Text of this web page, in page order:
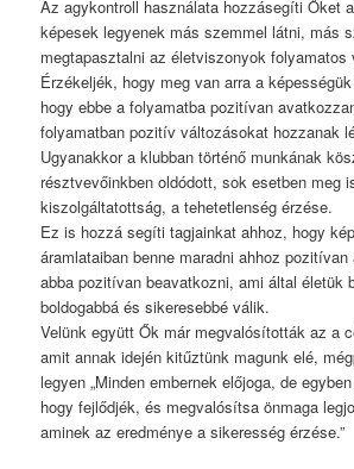
Az agykontroll használata hozzásegíti Őket
képesek legyenek más szemmel látni, más
megtapasztalni az életviszonyok folyamatos
Érzékeljék, hogy meg van arra a
hogy ebbe a folyamatba pozitívan
folyamatban pozitív változásokat hozzanak
Ugyanakkor a klubban történő munkának
résztvevőinkben oldódott, sok esetben meg
kiszolgáltatottság, a tehetetlenség érzése.
Ez is hozzá segíti tagjainkat ahhoz, hogy
áramlataiban benne maradni ahhoz
abba pozitívan beavatkozni, ami által életük
boldogabbá és sikeresebbé válik.
Velünk együtt Ők már megvalósították az a
amit annak idején kitűztünk magunk elé,
legyen „Minden embernek előjoga, de
hogy fejlődjék, és megvalósítsa önmaga
aminek az eredménye a sikeresség érzése.”